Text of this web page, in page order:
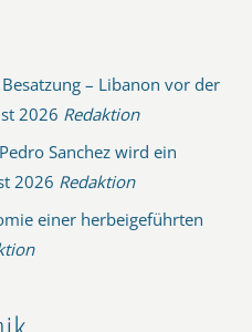
– Libanon vor der
2026 Redaktion
Sanchez wird ein
2026 Redaktion
einer herbeigeführten